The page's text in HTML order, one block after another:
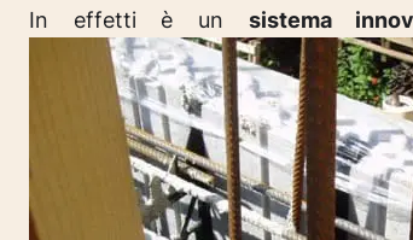
In effetti è un sistema